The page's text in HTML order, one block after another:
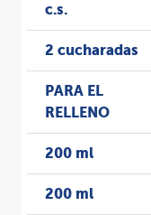
c.s.
2 cucharadas
PARA EL
RELLENO
200 ml
200 ml